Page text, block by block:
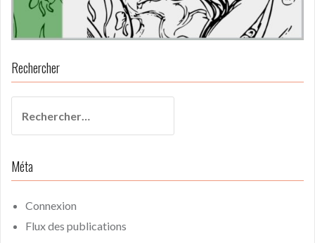
Rechercher
Méta
Connexion
Flux des publications